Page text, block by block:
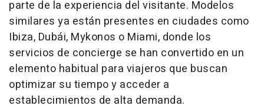
parte de la experiencia del visitante. Modelos
similares ya están presentes en ciudades como
Ibiza, Dubái, Mykonos o Miami, donde los
servicios de concierge se han convertido en un
elemento habitual para viajeros que buscan
optimizar su tiempo y acceder a
establecimientos de alta demanda.